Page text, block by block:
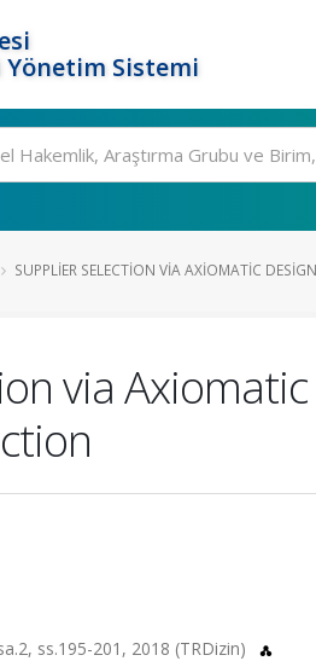
Sistemi
SUPPLIER SELECTION VIA AXIOMATIC
via
ss.195-201, 2018 (TRDizin)